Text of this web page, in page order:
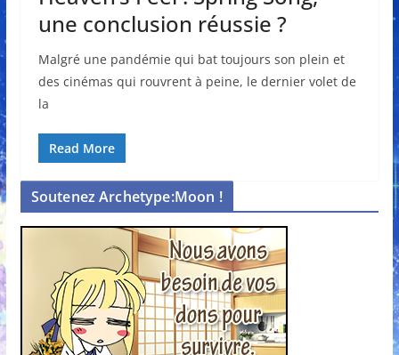
une conclusion réussie ?
Malgré une pandémie qui bat toujours son plein et
des cinémas qui rouvrent à peine, le dernier volet de
la
Read More
Soutenez Archetype:Moon !